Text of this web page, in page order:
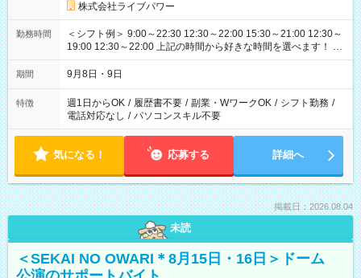
株式会社ライブパワー
勤務時間
＜シフト例＞ 9:00～22:30 12:30～22:00 15:30～21:00 12:30～
19:00 12:30～22:00 上記の時間から好きな時間を選べます！ ※
時間は変更となる可能性があります
期間 9月8日・9日
特徴 週1日からOK / 履歴書不要 / 副業・WワークOK / シフト勤務 /
電話対応なし / パソコンスキル不要
気になる！ 応募する 詳細へ
掲載日：2026.08.04
未読
＜SEKAI NO OWARI＊8月15日・16日＞ドーム